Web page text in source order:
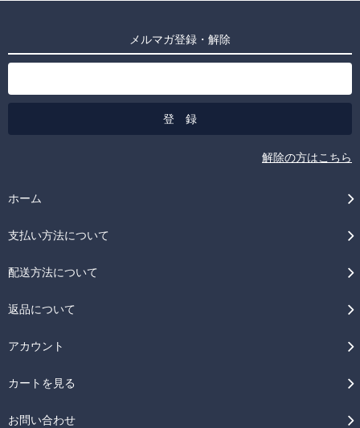
メルマガ登録・解除
解除の方はこちら
ホーム
支払い方法について
配送方法について
返品について
アカウント
カートを見る
お問い合わせ